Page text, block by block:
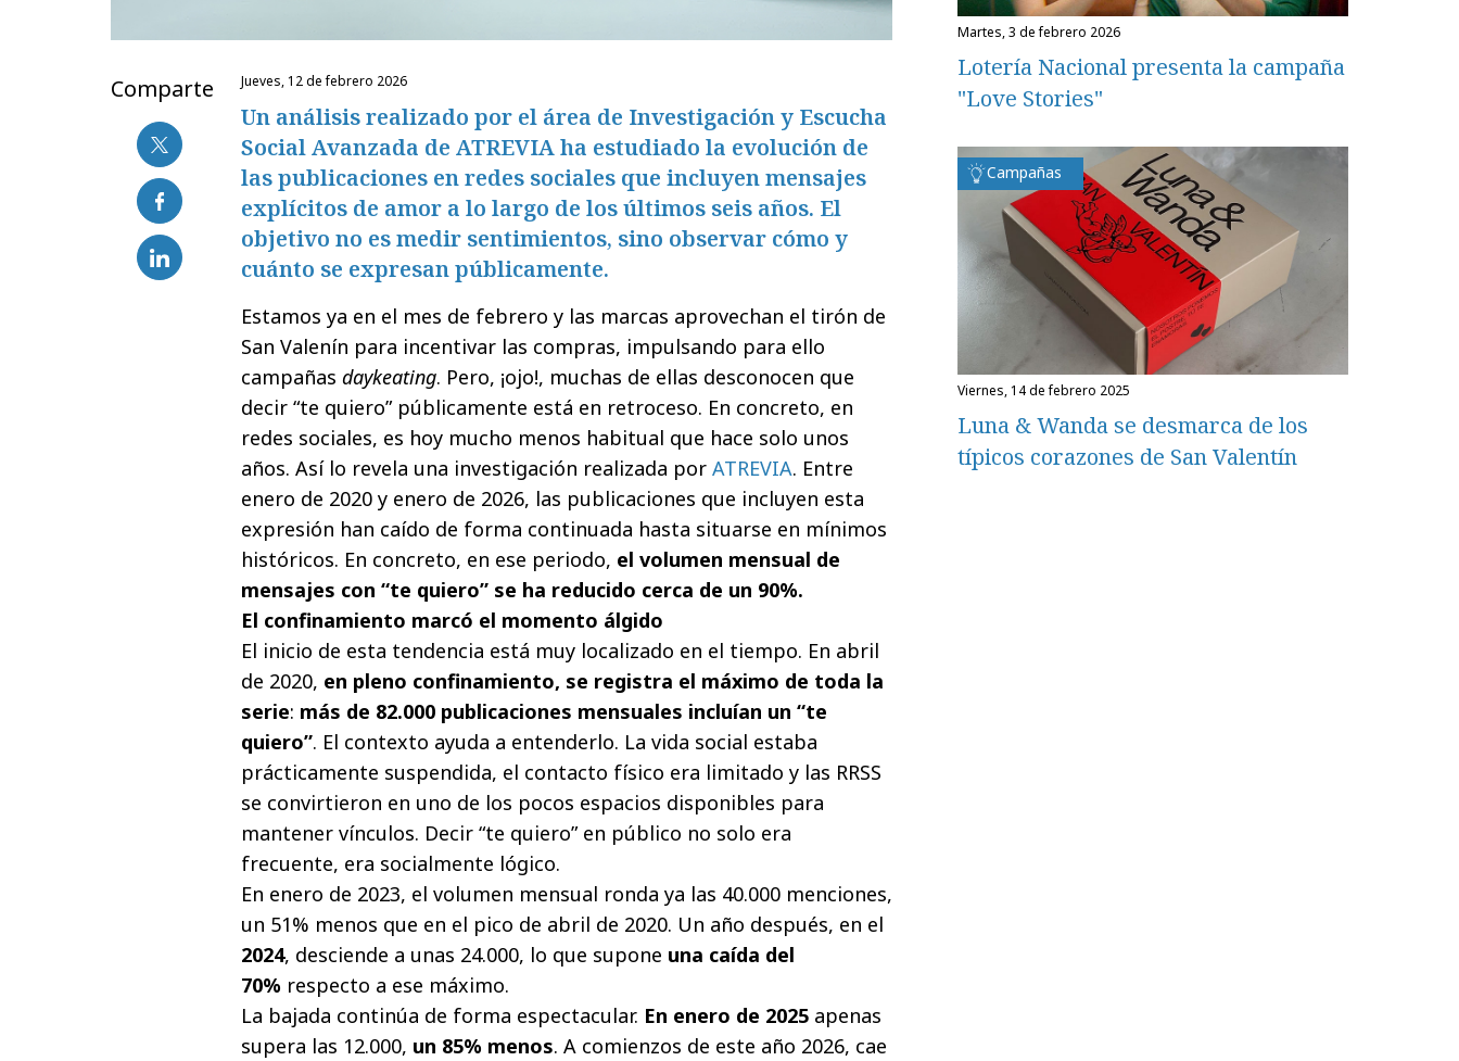
Comparte jueves, 12 de febrero 2026
Un análisis realizado por el área de Investigación y Escucha
Social Avanzada de ATREVIA ha estudiado la evolución de
las publicaciones en redes sociales que incluyen mensajes
explícitos de amor a lo largo de los últimos seis años. El
objetivo no es medir sentimientos, sino observar cómo y
cuánto se expresan públicamente.
Estamos ya en el mes de febrero y las marcas aprovechan el tirón de
San Valenín para incentivar las compras, impulsando para ello
campañas daykeating. Pero, ¡ojo!, muchas de ellas desconocen que
decir “te quiero” públicamente está en retroceso. En concreto, en
redes sociales, es hoy mucho menos habitual que hace solo unos
años. Así lo revela una investigación realizada por ATREVIA. Entre
enero de 2020 y enero de 2026, las publicaciones que incluyen esta
expresión han caído de forma continuada hasta situarse en mínimos
históricos. En concreto, en ese periodo, el volumen mensual de
mensajes con “te quiero” se ha reducido cerca de un 90%.
El confinamiento marcó el momento álgido
El inicio de esta tendencia está muy localizado en el tiempo. En abril
de 2020, en pleno confinamiento, se registra el máximo de toda la
serie: más de 82.000 publicaciones mensuales incluían un “te
quiero”. El contexto ayuda a entenderlo. La vida social estaba
prácticamente suspendida, el contacto físico era limitado y las RRSS
se convirtieron en uno de los pocos espacios disponibles para
mantener vínculos. Decir “te quiero” en público no solo era
frecuente, era socialmente lógico.
En enero de 2023, el volumen mensual ronda ya las 40.000 menciones,
un 51% menos que en el pico de abril de 2020. Un año después, en el
2024, desciende a unas 24.000, lo que supone una caída del
70% respecto a ese máximo.
La bajada continúa de forma espectacular. En enero de 2025 apenas
supera las 12.000, un 85% menos. A comienzos de este año 2026, cae
martes, 3 de febrero 2026
Lotería Nacional presenta la campaña
"Love Stories"
Campañas
viernes, 14 de febrero 2025
Luna & Wanda se desmarca de los
típicos corazones de San Valentín